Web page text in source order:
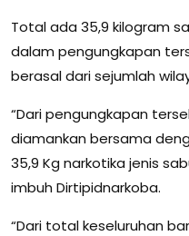
Total ada 35,9 kilogram
dalam pengungkapan
berasal dari sejumlah
“Dari pengungkapan
diamankan bersama
35,9 Kg narkotika jenis
imbuh Dirtipidnarkoba.
“Dari total keseluruhan